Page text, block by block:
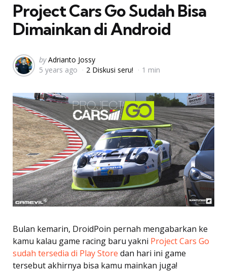
Project Cars Go Sudah Bisa
Dimainkan di Android
Posted
by
by Adrianto Jossy
5 years ago
2 Diskusi seru! 1 min
Bulan kemarin, DroidPoin pernah mengabarkan ke
kamu kalau game racing baru yakni Project Cars Go
sudah tersedia di Play Store dan hari ini game
tersebut akhirnya bisa kamu mainkan juga!